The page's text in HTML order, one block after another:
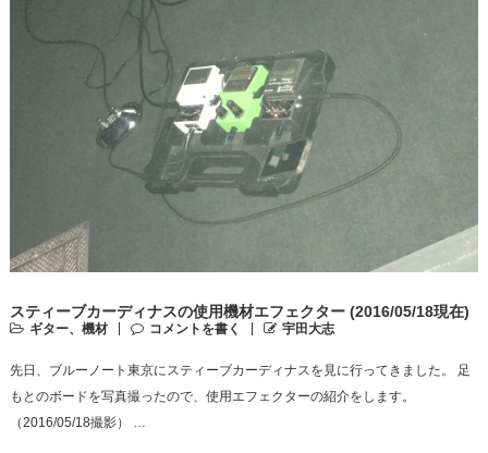
スティーブカーディナスの使用機材エフェクター (2016/05/18現在)
ギター、機材 コメントを書く 宇田大志
先日、ブルーノート東京にスティーブカーディナスを見に行ってきました。 足
もとのボードを写真撮ったので、使用エフェクターの紹介をします。
（2016/05/18撮影） …